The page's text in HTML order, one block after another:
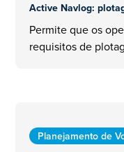
Active Navlog:
Permite que os
requisitos de
Planejamento de